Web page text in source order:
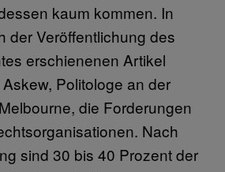
kaum kommen. In
der Veröffentlichung des
erschienenen Artikel
Politologe an der
die Forderungen
Nach
sind 30 bis 40 Prozent der